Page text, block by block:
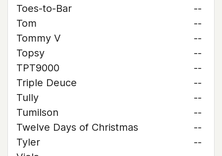
Toes-to-Bar
--
Tom
--
Tommy V
--
Topsy
--
TPT9000
--
Triple Deuce
--
Tully
--
Tumilson
--
Twelve Days of Christmas
--
Tyler
--